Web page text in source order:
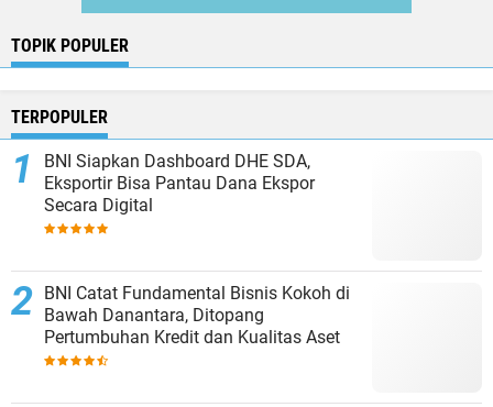
TOPIK POPULER
TERPOPULER
BNI Siapkan Dashboard DHE SDA,
Eksportir Bisa Pantau Dana Ekspor
Secara Digital
BNI Catat Fundamental Bisnis Kokoh di
Bawah Danantara, Ditopang
Pertumbuhan Kredit dan Kualitas Aset